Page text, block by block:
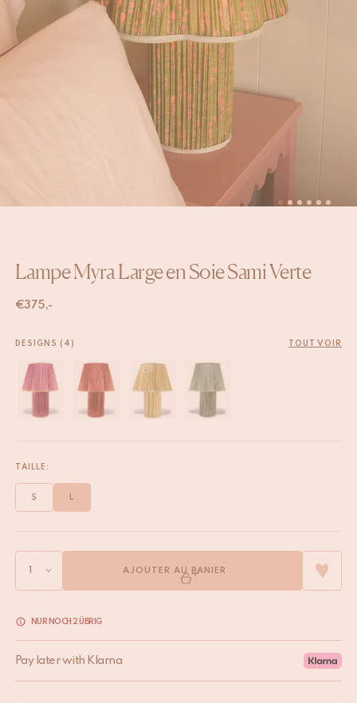
Lampe Myra Large en Soie Sami Verte
€375,-
DESIGNS (4) TOUT VOIR
TAILLE:
L
S
AJOUTER AU PANIER
NUR NOCH 2 ÜBRIG
Pay later with Klarna